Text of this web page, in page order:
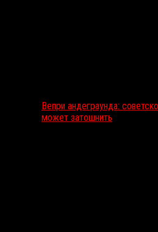
Вепри андеграунда:
может затошнить